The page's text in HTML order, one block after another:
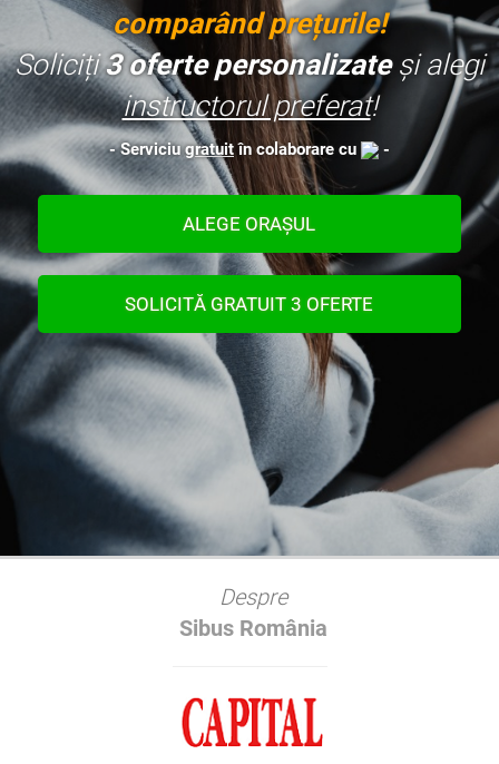
comparând prețurile!
Soliciți3 oferte personalizateși alegi
instructorul preferat!
- Serviciugratuitîn colaborare cu -
ALEGE ORAȘUL
SOLICITĂ GRATUIT 3 OFERTE
Despre
Sibus România